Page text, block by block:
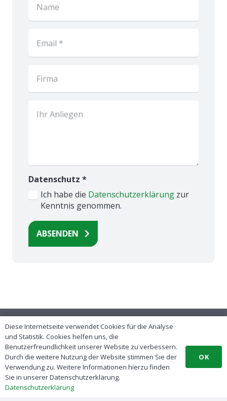
Datenschutz *
Ich habe die Datenschutzerklärung zur
Kenntnis genommen.
ABSENDEN
© 2024 – 2025 by enerlog AG
Kontakt
Impressum
Diese Internetseite verwendet Cookies für die Analyse
und Statistik. Cookies helfen uns, die
Benutzerfreundlichkeit unserer Website zu verbessern.
Durch die weitere Nutzung der Website stimmen Sie der
Verwendung zu. Weitere Informationen hierzu finden
Sie in unserer Datenschutzerklärung.
Datenschutzerklärung
OK